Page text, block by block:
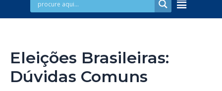
Eleições Brasileiras:
Dúvidas Comuns